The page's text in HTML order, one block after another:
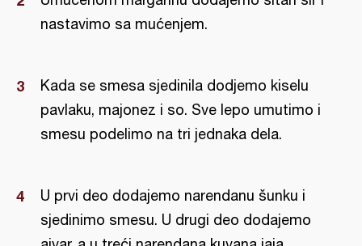
nastavimo sa mućenjem.
Kada se smesa sjedinila dodjemo kiselu
pavlaku, majonez i so. Sve lepo umutimo i
smesu podelimo na tri jednaka dela.
U prvi deo dodajemo narendanu šunku i
sjedinimo smesu. U drugi deo dodajemo